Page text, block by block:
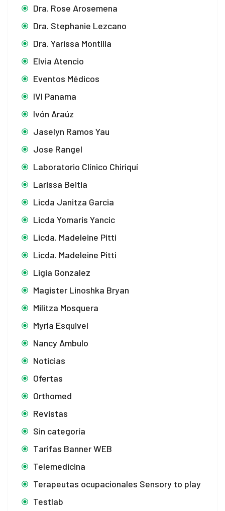
Dra. Rose Arosemena
Dra. Stephanie Lezcano
Dra. Yarissa Montilla
Elvia Atencio
Eventos Médicos
IVI Panama
Ivón Araúz
Jaselyn Ramos Yau
Jose Rangel
Laboratorio Clínico Chiriquí
Larissa Beitia
Licda Janitza Garcia
Licda Yomaris Yancic
Licda. Madeleine Pitti
Licda. Madeleine Pitti
Ligia Gonzalez
Magister Linoshka Bryan
Militza Mosquera
Myrla Esquivel
Nancy Ambulo
Noticias
Ofertas
Orthomed
Revistas
Sin categoría
Tarifas Banner WEB
Telemedicina
Terapeutas ocupacionales Sensory to play
Testlab